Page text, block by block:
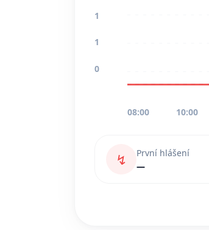
1
1
0
08:00 10:00
↯
První hlášení
—